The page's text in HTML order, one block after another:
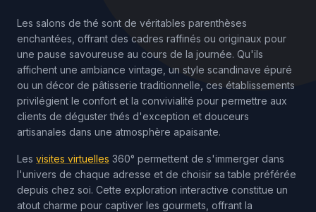
Les salons de thé sont de véritables parenthèses
enchantées, offrant des cadres raffinés ou originaux pour
une pause savoureuse au cours de la journée. Qu'ils
affichent une ambiance vintage, un style scandinave épuré
ou un décor de pâtisserie traditionnelle, ces établissements
privilégient le confort et la convivialité pour permettre aux
clients de déguster thés d'exception et douceurs
artisanales dans une atmosphère apaisante.
Les visites virtuelles 360° permettent de s'immerger dans
l'univers de chaque adresse et de choisir sa table préférée
depuis chez soi. Cette exploration interactive constitue un
atout charme pour captiver les gourmets, offrant la